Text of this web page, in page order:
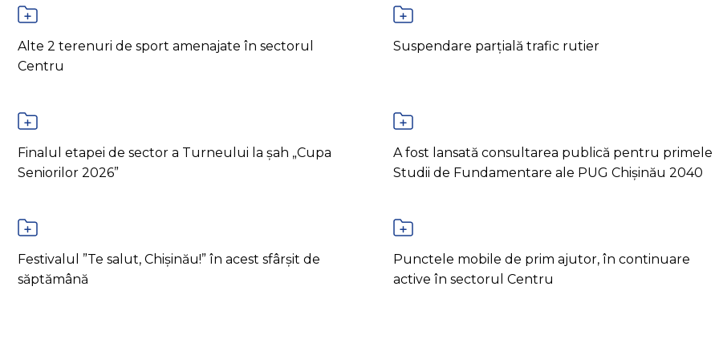
Alte 2 terenuri de sport amenajate în sectorul
Centru
Suspendare parțială trafic rutier
Finalul etapei de sector a Turneului la șah „Cupa
Seniorilor 2026”
A fost lansată consultarea publică pentru primele
Studii de Fundamentare ale PUG Chișinău 2040
Festivalul ”Te salut, Chișinău!” în acest sfârșit de
săptămână
Punctele mobile de prim ajutor, în continuare
active în sectorul Centru